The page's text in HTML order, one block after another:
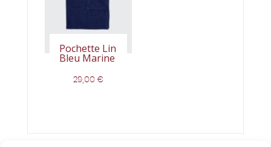
Pochette Lin
Bleu Marine
29,00 €